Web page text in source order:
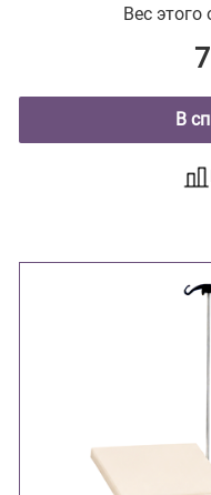
Вес этого
В